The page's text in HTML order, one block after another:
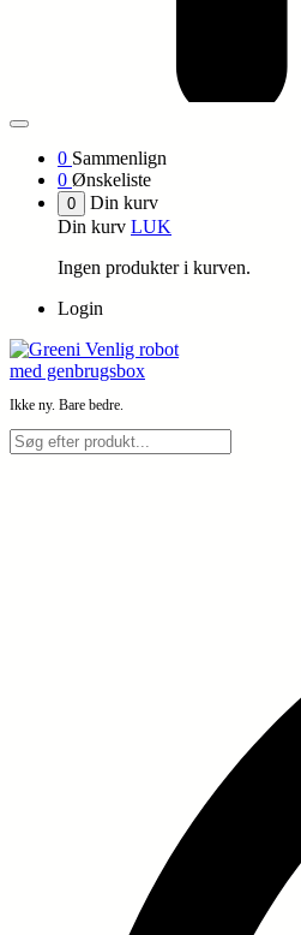
0 Sammenlign
0 Ønskeliste
0
Din kurv
Din kurv LUK
Ingen produkter i kurven.
Login
Ikke ny. Bare bedre.